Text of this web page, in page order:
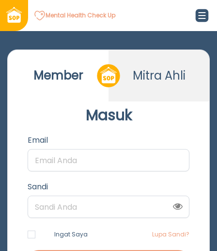
Mental Health Check Up
Member Mitra Ahli
Masuk
Email
Sandi
Ingat Saya Lupa Sandi?